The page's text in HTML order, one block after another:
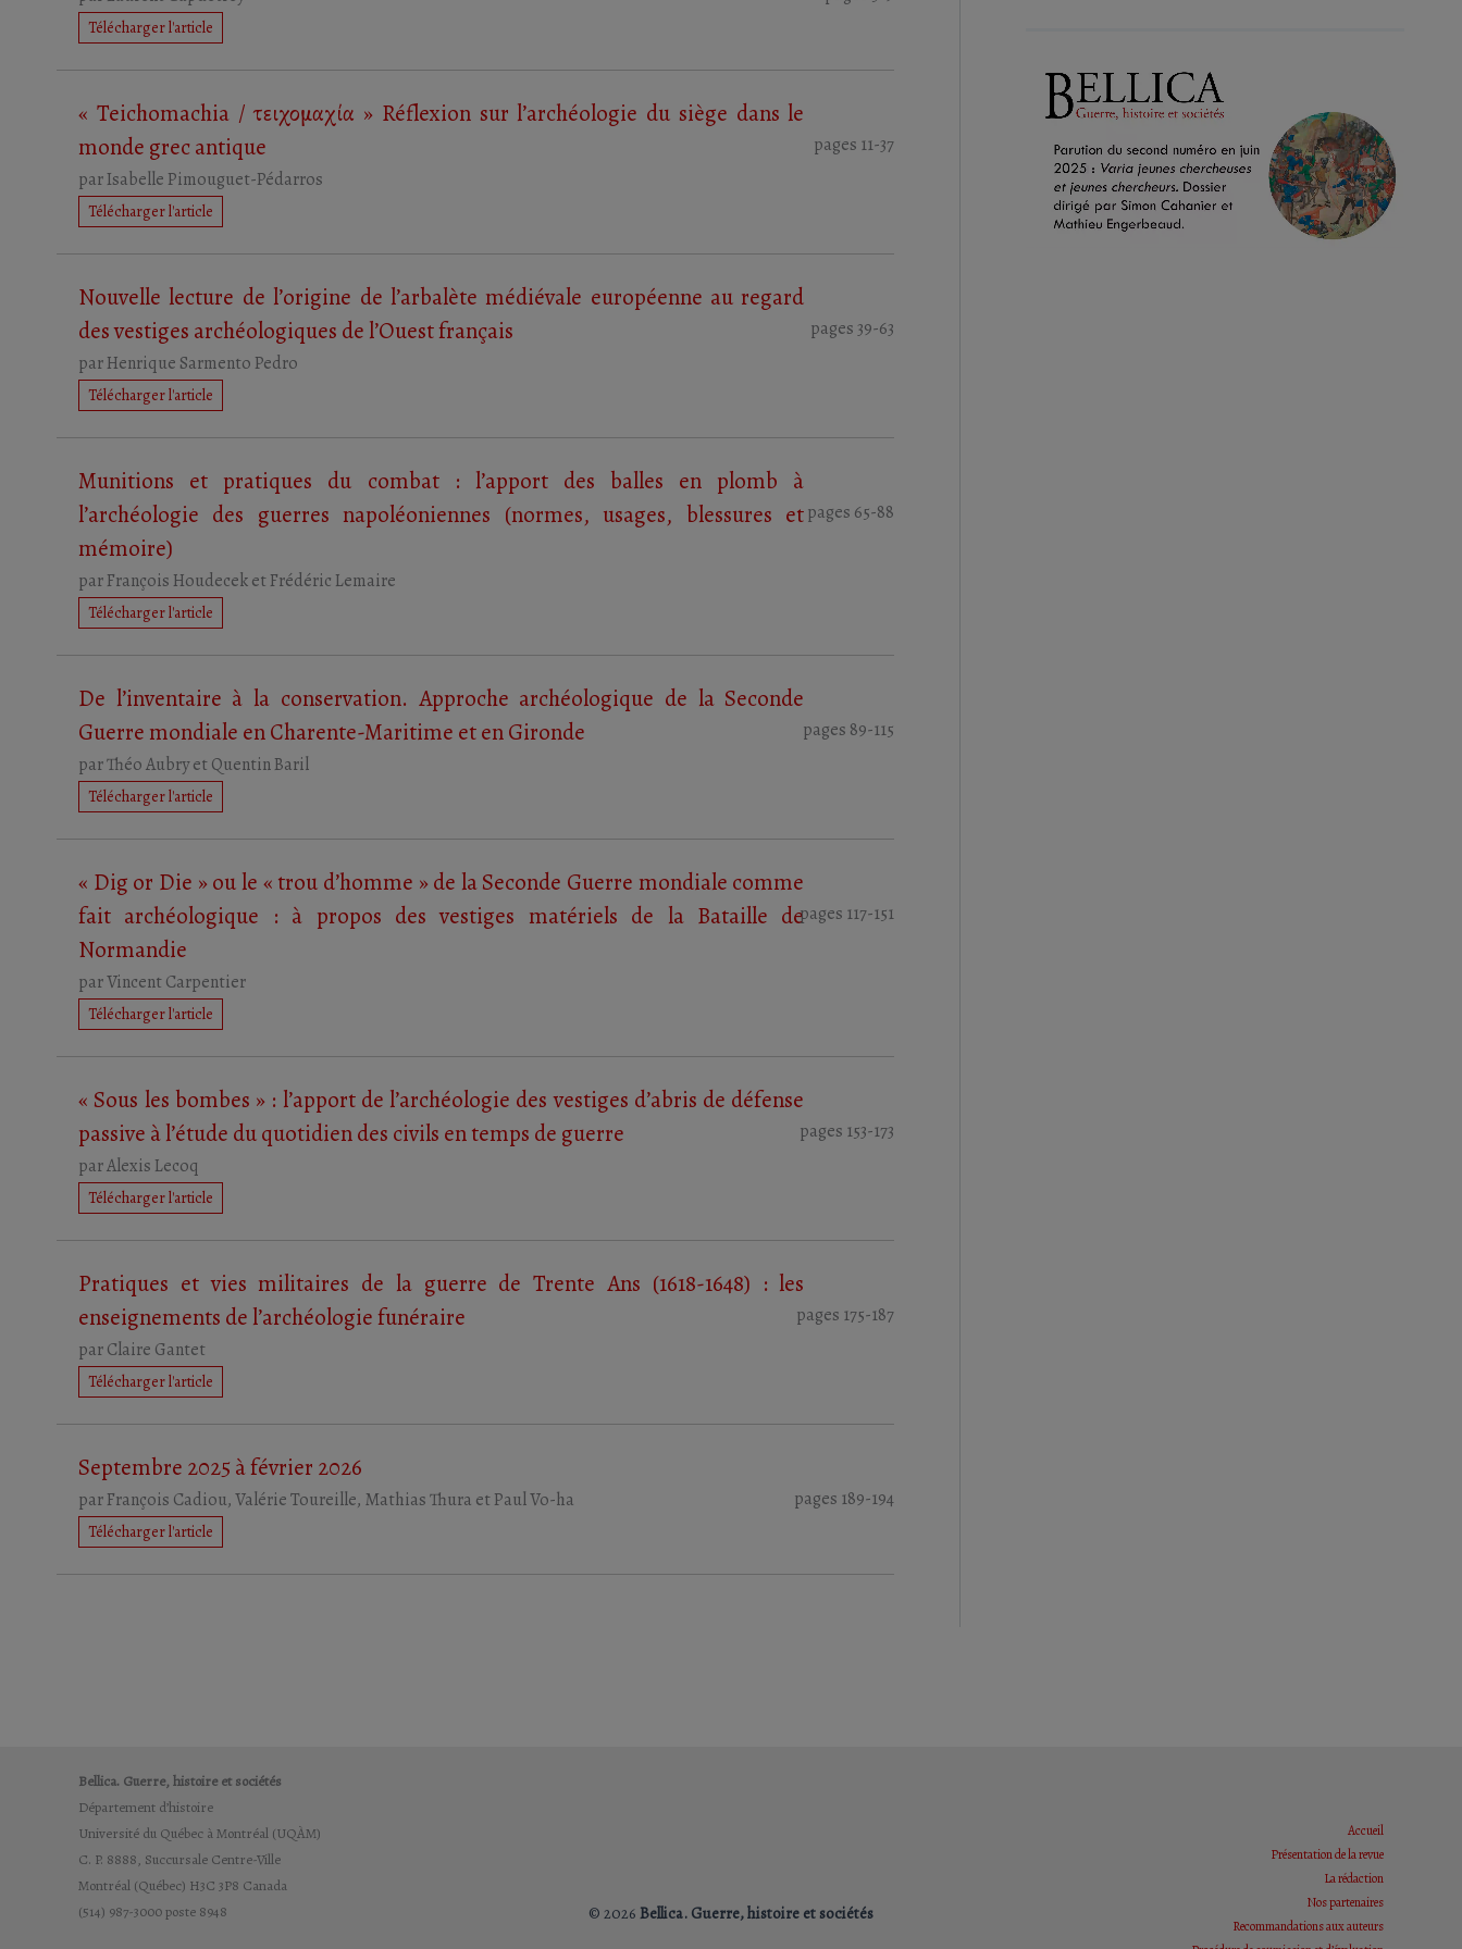
Télécharger l'article
« Teichomachia / τειχομαχία » Réflexion sur l’archéologie du siège dans le
monde grec antique
pages 11-37
parIsabelle Pimouguet-Pédarros
Télécharger l'article
Nouvelle lecture de l’origine de l’arbalète médiévale européenne au regard
des vestiges archéologiques de l’Ouest français
pages 39-63
parHenrique Sarmento Pedro
Télécharger l'article
Munitions et pratiques du combat : l’apport des balles en plomb à
l’archéologie des guerres napoléoniennes (normes, usages, blessures et
mémoire)
pages 65-88
parFrançois HoudeceketFrédéric Lemaire
Télécharger l'article
De l’inventaire à la conservation. Approche archéologique de la Seconde
Guerre mondiale en Charente-Maritime et en Gironde
pages 89-115
parThéo AubryetQuentin Baril
Télécharger l'article
« Dig or Die » ou le « trou d’homme » de la Seconde Guerre mondiale comme
fait archéologique : à propos des vestiges matériels de la Bataille de
Normandie
pages 117-151
parVincent Carpentier
Télécharger l'article
« Sous les bombes » : l’apport de l’archéologie des vestiges d’abris de défense
passive à l’étude du quotidien des civils en temps de guerre
pages 153-173
parAlexis Lecoq
Télécharger l'article
Pratiques et vies militaires de la guerre de Trente Ans (1618-1648) : les
enseignements de l’archéologie funéraire
pages 175-187
parClaire Gantet
Télécharger l'article
Septembre 2025 à février 2026
pages 189-194
parFrançois Cadiou,Valérie Toureille, Mathias Thura etPaul Vo-ha
Télécharger l'article
Bellica. Guerre, histoire et sociétés
Département d’histoire
Université du Québec à Montréal (UQÀM)
C. P. 8888, Succursale Centre-Ville
Montréal (Québec) H3C 3P8 Canada
(514) 987-3000 poste 8948
© 2026 Bellica. Guerre, histoire et sociétés
Accueil
Présentation de la revue
La rédaction
Nos partenaires
Recommandations aux auteurs